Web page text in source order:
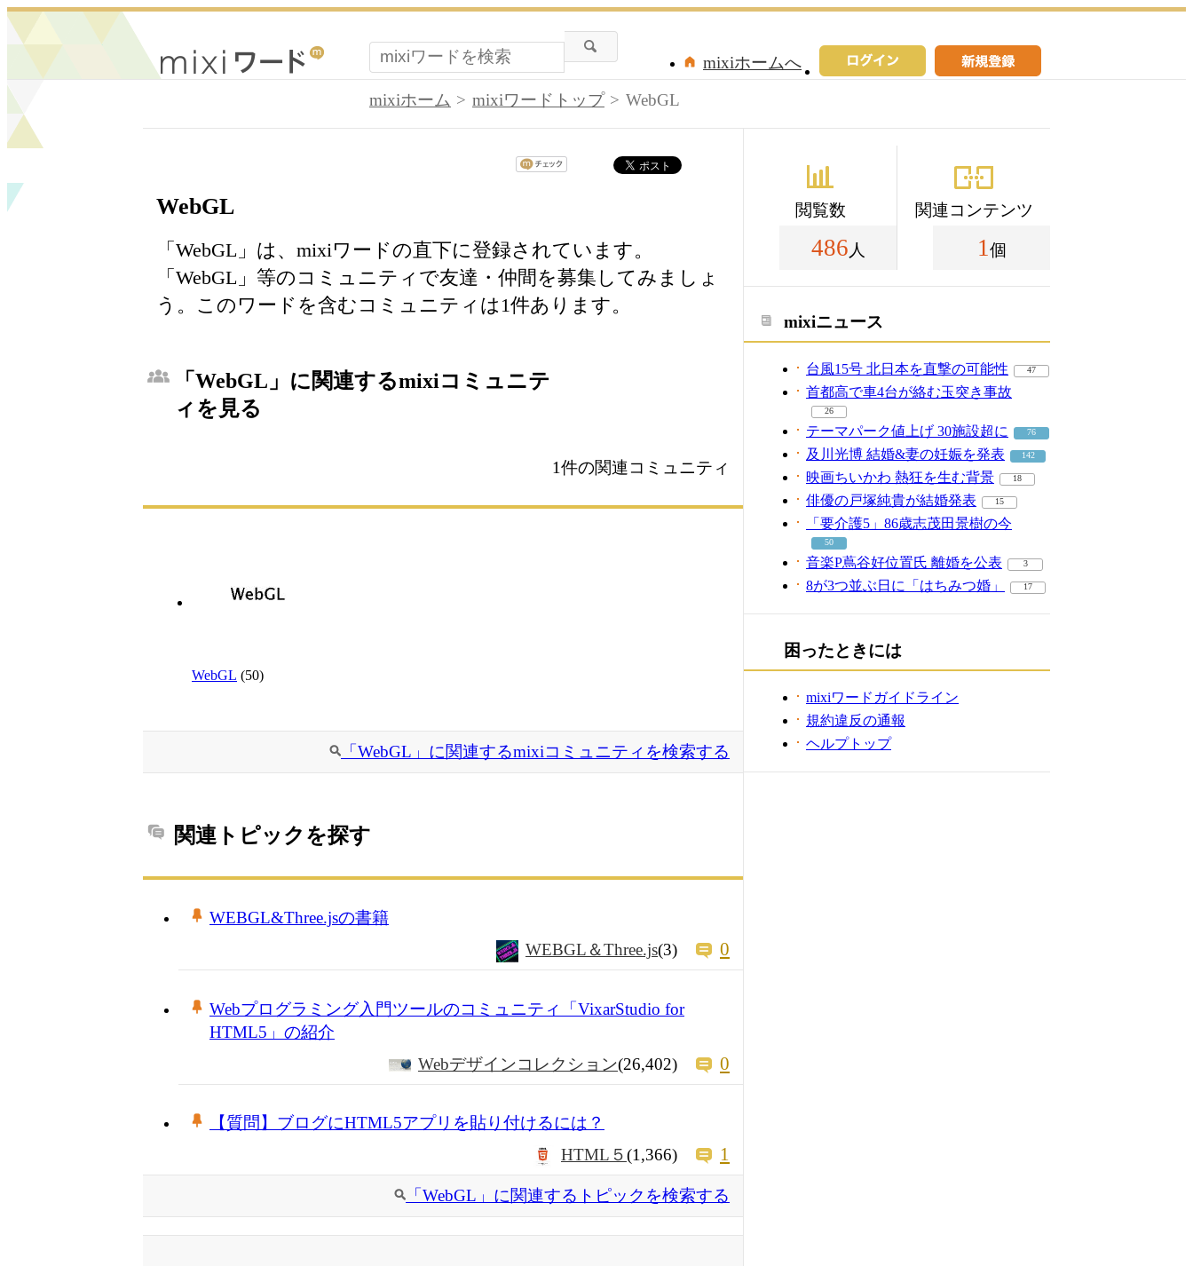
mixiホームへ
mixiホーム
mixiワードトップ WebGL
WebGL
「WebGL」は、mixiワードの直下に登録されています。
「WebGL」等のコミュニティで友達・仲間を募集してみましょ
う。このワードを含むコミュニティは1件あります。
「WebGL」に関連するmixiコミュニテ
ィを見る
1件の関連コミュニティ
WebGL (50)
「WebGL」に関連するmixiコミュニティを検索する
関連トピックを探す
WEBGL&Three.jsの書籍
WEBGL＆Three.js(3) 0
Webプログラミング入門ツールのコミュニティ「VixarStudio for
HTML5」の紹介
Webデザインコレクション(26,402) 0
【質問】ブログにHTML5アプリを貼り付けるには？
HTML５(1,366) 1
「WebGL」に関連するトピックを検索する
閲覧数
486 人
関連コンテンツ
1 個
mixiニュース
台風15号 北日本を直撃の可能性 47
首都高で車4台が絡む玉突き事故
26
テーマパーク値上げ 30施設超に 76
及川光博 結婚&妻の妊娠を発表 142
映画ちいかわ 熱狂を生む背景 18
俳優の戸塚純貴が結婚発表 15
「要介護5」86歳志茂田景樹の今
50
音楽P蔦谷好位置氏 離婚を公表 3
8が3つ並ぶ日に「はちみつ婚」 17
困ったときには
mixiワードガイドライン
規約違反の通報
ヘルプトップ